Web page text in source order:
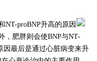
NT-proBNP升高的原因
，肥胖则会使BNP与NT-
因最后是通过心脏病变来升